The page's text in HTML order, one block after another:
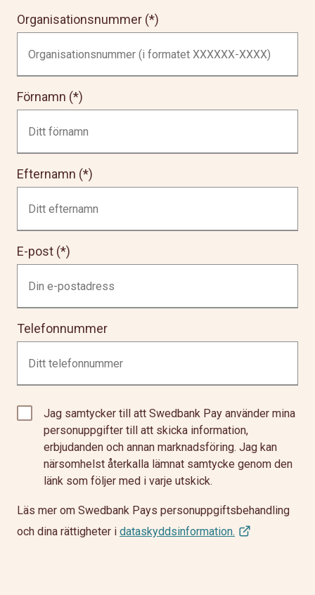
Organisationsnummer
Förnamn
Efternamn
E-post
Telefonnummer
Jag samtycker till att Swedbank Pay använder mina
personuppgifter till att skicka information,
erbjudanden och annan marknadsföring. Jag kan
närsomhelst återkalla lämnat samtycke genom den
länk som följer med i varje utskick.
Läs mer om Swedbank Pays personuppgiftsbehandling
och dina rättigheter i dataskyddsinformation.